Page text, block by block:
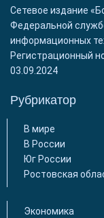
Сетевое издание
Федеральной
информационных
Регистрационный
03.09.2024
Рубрикатор
В мире
В России
Юг России
Ростовская
Экономика